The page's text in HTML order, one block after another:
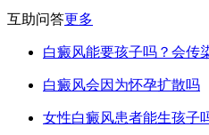
互助问答更多
白癜风能要孩子吗？会传
白癜风会因为怀孕扩散吗
女性白癜风患者能生孩子